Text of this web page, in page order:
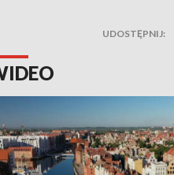
UDOSTĘPNIJ: